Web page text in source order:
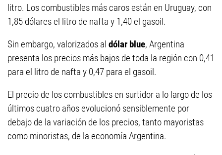
litro. Los combustibles más caros están en Uruguay, con
1,85 dólares el litro de nafta y 1,40 el gasoil.
Sin embargo, valorizados al dólar blue, Argentina
presenta los precios más bajos de toda la región con 0,41
para el litro de nafta y 0,47 para el gasoil.
El precio de los combustibles en surtidor a lo largo de los
últimos cuatro años evolucionó sensiblemente por
debajo de la variación de los precios, tanto mayoristas
como minoristas, de la economía Argentina.